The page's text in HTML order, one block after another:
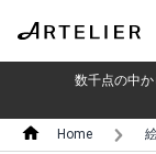
数千点の中
Home